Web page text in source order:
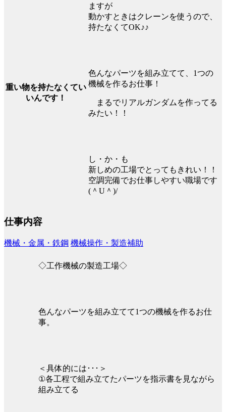
重い物を持たなくてい
いんです！
ますが
動かすときはクレーンを使うので、
持たなくてOK♪♪
色んなパーツを組み立てて、1つの
機械を作るお仕事！
まるでリアルガンダムを作ってる
みたい！！
し・か・も
新しめの工場でとってもきれい！！
空調完備でお仕事しやすい職場です
(＾U＾)/
仕事内容
機械・金属・鉄鋼 機械操作・製造補助
◇工作機械の製造工場◇
色んなパーツを組み立てて1つの機械を作るお仕
事。
＜具体的には･･･＞
①各工程で組み立てたパーツを指示書を見ながら
組み立てる